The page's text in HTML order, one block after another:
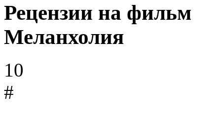
Рецензии на фильм
Меланхолия
10
#